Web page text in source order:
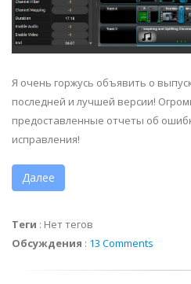
Я очень горжусь объявить о
последней и лучшей версии!
предоставленные отчеты об
исправления!
Далее
Теги : Нет тегов
Обсуждения : 13 Comments